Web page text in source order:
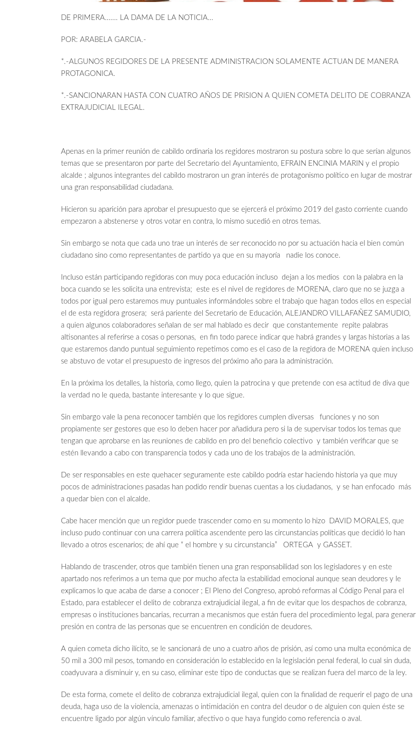
DE PRIMERA……. LA DAMA DE LA NOTICIA…
POR: ARABELA GARCIA.-
*.-ALGUNOS REGIDORES DE LA PRESENTE ADMINISTRACION SOLAMENTE ACTUAN DE MANERA
PROTAGONICA.
*.-SANCIONARAN HASTA CON CUATRO AÑOS DE PRISION A QUIEN COMETA DELITO DE COBRANZA
EXTRAJUDICIAL ILEGAL.
Apenas en la primer reunión de cabildo ordinaria los regidores mostraron su postura sobre lo que serían algunos
temas que se presentaron por parte del Secretario del Ayuntamiento, EFRAIN ENCINIA MARIN y el propio
alcalde ; algunos integrantes del cabildo mostraron un gran interés de protagonismo político en lugar de mostrar
una gran responsabilidad ciudadana.
Hicieron su aparición para aprobar el presupuesto que se ejercerá el próximo 2019 del gasto corriente cuando
empezaron a abstenerse y otros votar en contra, lo mismo sucedió en otros temas.
Sin embargo se nota que cada uno trae un interés de ser reconocido no por su actuación hacia el bien común
ciudadano sino como representantes de partido ya que en su mayoría nadie los conoce.
Incluso están participando regidoras con muy poca educación incluso dejan a los medios con la palabra en la
boca cuando se les solicita una entrevista; este es el nivel de regidores de MORENA, claro que no se juzga a
todos por igual pero estaremos muy puntuales informándoles sobre el trabajo que hagan todos ellos en especial
el de esta regidora grosera; será pariente del Secretario de Educación, ALEJANDRO VILLAFAÑEZ SAMUDIO,
a quien algunos colaboradores señalan de ser mal hablado es decir que constantemente repite palabras
altisonantes al referirse a cosas o personas, en fin todo parece indicar que habrá grandes y largas historias a las
que estaremos dando puntual seguimiento repetimos como es el caso de la regidora de MORENA quien incluso
se abstuvo de votar el presupuesto de ingresos del próximo año para la administración.
En la próxima los detalles, la historia, como llego, quien la patrocina y que pretende con esa actitud de diva que
la verdad no le queda, bastante interesante y lo que sigue.
Sin embargo vale la pena reconocer también que los regidores cumplen diversas funciones y no son
propiamente ser gestores que eso lo deben hacer por añadidura pero si la de supervisar todos los temas que
tengan que aprobarse en las reuniones de cabildo en pro del beneficio colectivo y también verificar que se
estén llevando a cabo con transparencia todos y cada uno de los trabajos de la administración.
De ser responsables en este quehacer seguramente este cabildo podría estar haciendo historia ya que muy
pocos de administraciones pasadas han podido rendir buenas cuentas a los ciudadanos, y se han enfocado más
a quedar bien con el alcalde.
Cabe hacer mención que un regidor puede trascender como en su momento lo hizo DAVID MORALES, que
incluso pudo continuar con una carrera política ascendente pero las circunstancias políticas que decidió lo han
llevado a otros escenarios; de ahí que “ el hombre y su circunstancia” ORTEGA y GASSET.
Hablando de trascender, otros que también tienen una gran responsabilidad son los legisladores y en este
apartado nos referimos a un tema que por mucho afecta la estabilidad emocional aunque sean deudores y le
explicamos lo que acaba de darse a conocer ; El Pleno del Congreso, aprobó reformas al Código Penal para el
Estado, para establecer el delito de cobranza extrajudicial ilegal, a fin de evitar que los despachos de cobranza,
empresas o instituciones bancarias, recurran a mecanismos que están fuera del procedimiento legal, para generar
presión en contra de las personas que se encuentren en condición de deudores.
A quien cometa dicho ilícito, se le sancionará de uno a cuatro años de prisión, así como una multa económica de
50 mil a 300 mil pesos, tomando en consideración lo establecido en la legislación penal federal, lo cual sin duda,
coadyuvara a disminuir y, en su caso, eliminar este tipo de conductas que se realizan fuera del marco de la ley.
De esta forma, comete el delito de cobranza extrajudicial ilegal, quien con la finalidad de requerir el pago de una
deuda, haga uso de la violencia, amenazas o intimidación en contra del deudor o de alguien con quien éste se
encuentre ligado por algún vínculo familiar, afectivo o que haya fungido como referencia o aval.